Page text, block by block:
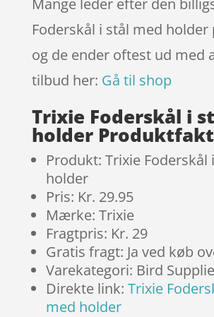
er
Foderskål i stål med holder
og de ender oftest ud med
tilbud her: Gå til shop
Trixie Foderskål i
holder
Produkt: Trixie Foderskål
holder
Pris: Kr. 29.95
Mærke: Trixie
Fragtpris: Kr. 29
Gratis fragt: Ja ved køb
Varekategori: Bird
Direkte link: Trixie
med holder